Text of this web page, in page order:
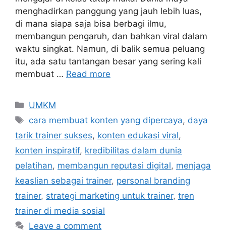
menghadirkan panggung yang jauh lebih luas,
di mana siapa saja bisa berbagi ilmu,
membangun pengaruh, dan bahkan viral dalam
waktu singkat. Namun, di balik semua peluang
itu, ada satu tantangan besar yang sering kali
membuat … Read more
UMKM
cara membuat konten yang dipercaya, daya
tarik trainer sukses, konten edukasi viral,
konten inspiratif, kredibilitas dalam dunia
pelatihan, membangun reputasi digital, menjaga
keaslian sebagai trainer, personal branding
trainer, strategi marketing untuk trainer, tren
trainer di media sosial
Leave a comment